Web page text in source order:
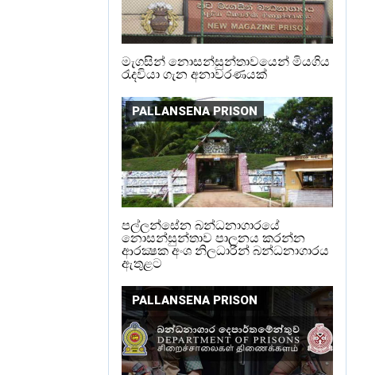
මැගසින් නොසන්සුන්තාවයෙන් මියගිය
රැදවියා ගැන අනාවරණයක්
PALLANSENA PRISON
පල්ලන්සේන බන්ධනාගාරයේ
නොසන්සුන්තාව පාලනය කරන්න
ආරක්‍ෂක අංශ නිලධාරීන් බන්ධනාගාරය
ඇතුළට
PALLANSENA PRISON